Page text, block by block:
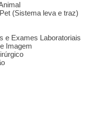
(Sistema leva e traz)
e Exames Laboratoriais
Imagem